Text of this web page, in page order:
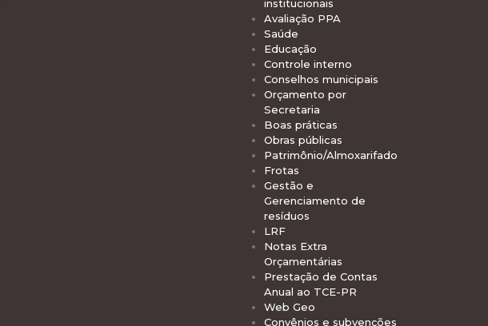
institucionais
Avaliação PPA
Saúde
Educação
Controle interno
Conselhos municipais
Orçamento por
Secretaria
Boas práticas
Obras públicas
Patrimônio/Almoxarifado
Frotas
Gestão e
Gerenciamento de
resíduos
LRF
Notas Extra
Orçamentárias
Prestação de Contas
Anual ao TCE-PR
Web Geo
Convênios e subvenções